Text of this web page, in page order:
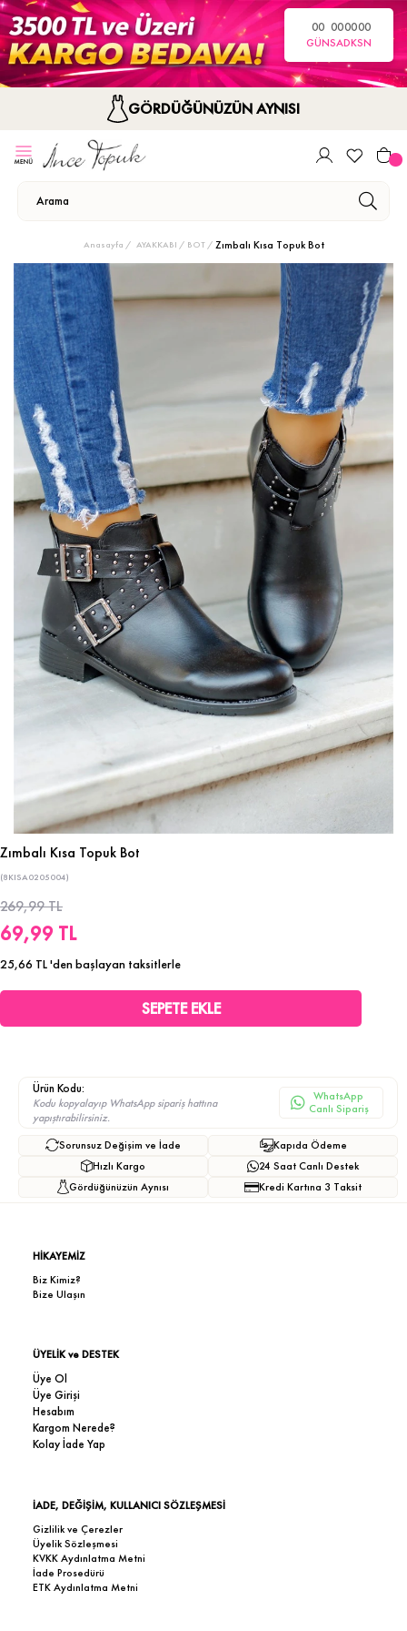
00
GÜN
00
SA
00
DK
00
SN
GÖRDÜĞÜNÜZÜN AYNISI
Anasayfa AYAKKABI BOT Zımbalı Kısa Topuk Bot
Zımbalı Kısa Topuk Bot
(8KISA0205004)
269,99 TL
69,99 TL
25,66 TL'den başlayan taksitlerle
Ürün Kodu:
Kodu kopyalayıp WhatsApp sipariş hattına
yapıştırabilirsiniz.
WhatsApp
Canlı Sipariş
Sorunsuz Değişim ve İade
Hızlı Kargo
Gördüğünüzün Aynısı
Kapıda Ödeme
24 Saat Canlı Destek
Kredi Kartına 3 Taksit
HİKAYEMİZ
Biz Kimiz?
Bize Ulaşın
ÜYELİK ve DESTEK
Üye Ol
Üye Girişi
Hesabım
Kargom Nerede?
Kolay İade Yap
İADE, DEĞİŞİM, KULLANICI SÖZLEŞMESİ
Gizlilik ve Çerezler
Üyelik Sözleşmesi
KVKK Aydınlatma Metni
İade Prosedürü
ETK Aydınlatma Metni